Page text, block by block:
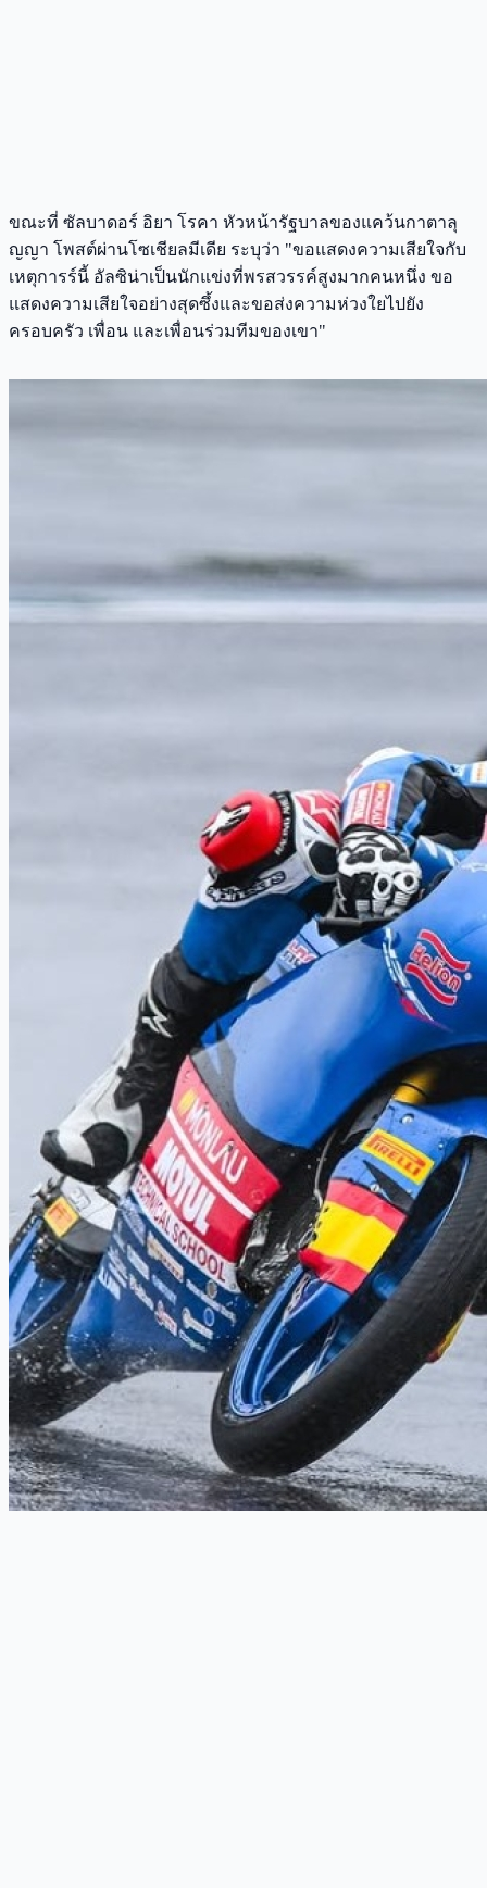
ขณะที่ ซัลบาดอร์ อิยา โรคา หัวหน้ารัฐบาลของแคว้นกาตาลุ
ญญา โพสต์ผ่านโซเชียลมีเดีย ระบุว่า "ขอแสดงความเสียใจกับ
เหตุการร์นี้ อัลซิน่าเป็นนักแข่งที่พรสวรรค์สูงมากคนหนึ่ง ขอ
แสดงความเสียใจอย่างสุดซึ้งและขอส่งความห่วงใยไปยัง
ครอบครัว เพื่อน และเพื่อนร่วมทีมของเขา"